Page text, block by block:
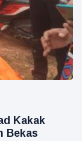
Kakak
Bekas